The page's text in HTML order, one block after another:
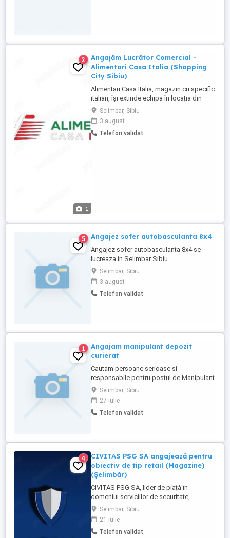
1
2
Angajăm Lucrător Comercial -
Alimentari Casa Italia (Shopping
City Sibiu)
Alimentari Casa Italia, magazin cu specific
italian, își extinde echipa în locația din
Shopping City Sibiu și căutăm o persoană
serioasă, pasionată de produsele italiene,
care să se alăture echipei noastre pe
termen lung. Ce căutăm: - Seriozitate,
Selimbar, Sibiu
3 august
Telefon validat
5 Angajez sofer autobasculanta 8x4
Angajez sofer autobasculanta 8x4 se
lucreaza in Selimbar Sibiu.
Selimbar, Sibiu
3 august
Telefon validat
1
Angajam manipulant depozit
curierat
Cautam persoane serioase si
responsabile pentru postul de Manipulant
Marfa Depozit Curierat. Responsabilitati:
Sortare colete; Manipulare si organizare
marfa in depozit; Mentinerea ordinii la
locul de munca. Program de lucru de
Selimbar, Sibiu
27 iulie
Telefon validat
4
CIVITAS PSG SA angajează pentru
obiectiv de tip retail (Magazine)
(Șelimbăr)
CIVITAS PSG SA, lider de piață în
domeniul serviciilor de securitate,
angajează personal pentru retail, situat în
apropierea Shopping City, Șelimbăr.
Căutăm colegi responsabili pentru
posturile de: Șef de tură Dispecer Agent
Selimbar, Sibiu
21 iulie
Telefon validat